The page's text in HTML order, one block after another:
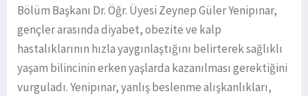
Bölüm Başkanı Dr. Öğr. Üyesi Zeynep Güler Yenipınar,
gençler arasında diyabet, obezite ve kalp
hastalıklarının hızla yaygınlaştığını belirterek sağlıklı
yaşam bilincinin erken yaşlarda kazanılması gerektiğini
vurguladı. Yenipınar, yanlış beslenme alışkanlıkları,